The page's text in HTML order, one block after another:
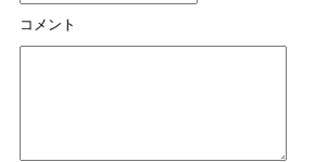
コメント